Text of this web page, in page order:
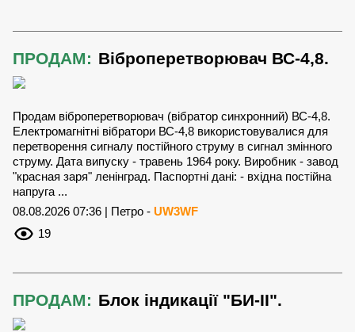
ПРОДАМ: Віброперетворювач ВС-4,8.
Продам віброперетворювач (вібратор синхронний) ВС-4,8.
Електромагнітні вібратори ВС-4,8 використовувалися для
перетворення сигналу постійного струму в сигнал змінного
струму. Дата випуску - травень 1964 року. Виробник - завод
"красная заря" ленінград. Паспортні дані: - вхідна постійна
напруга ...
08.08.2026 07:36 | Петро - UW3WF
19
ПРОДАМ: Блок індикації "БИ-ІІ".